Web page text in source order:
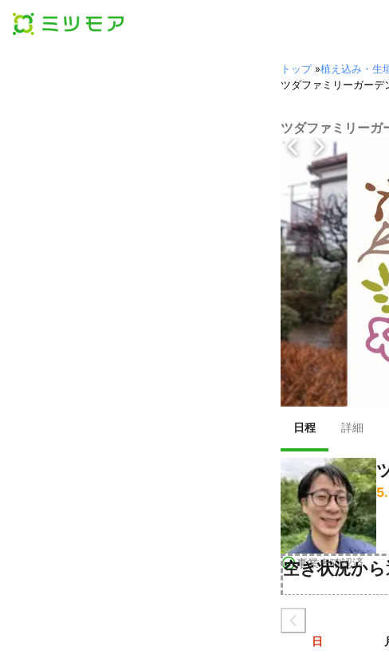
トップ»植え込み・生
ツダファミリーガーデ
ツダファミリーガ
日程 詳細
事業者確認済
空き状況か
日